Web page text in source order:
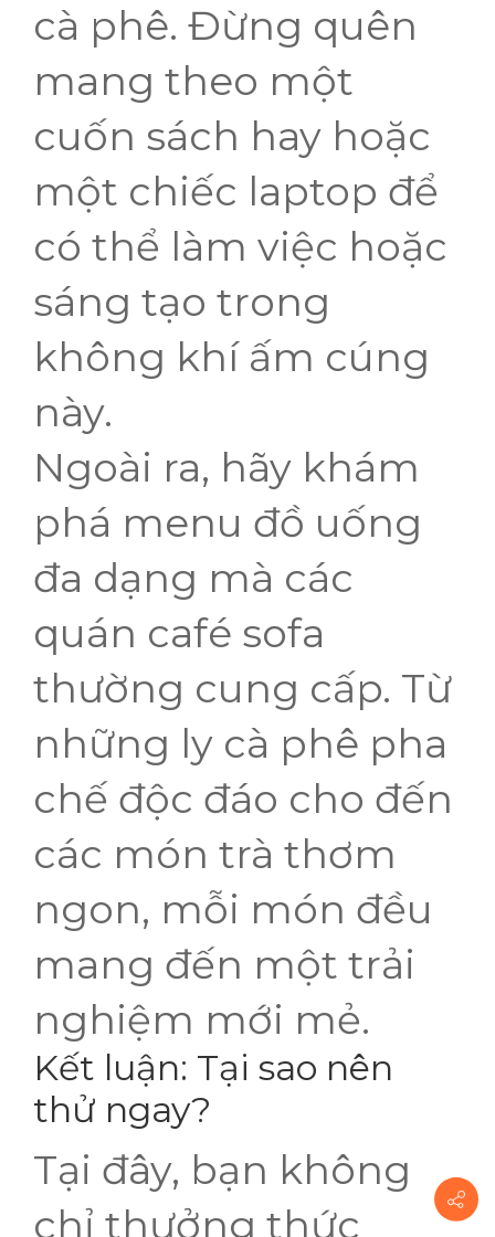
cà phê. Đừng quên
mang theo một
cuốn sách hay hoặc
một chiếc laptop để
có thể làm việc hoặc
sáng tạo trong
không khí ấm cúng
này.
Ngoài ra, hãy khám
phá menu đồ uống
đa dạng mà các
quán café sofa
thường cung cấp. Từ
những ly cà phê pha
chế độc đáo cho đến
các món trà thơm
ngon, mỗi món đều
mang đến một trải
nghiệm mới mẻ.
Kết luận: Tại sao nên
thử ngay?
Tại đây, bạn không
chỉ thưởng thức